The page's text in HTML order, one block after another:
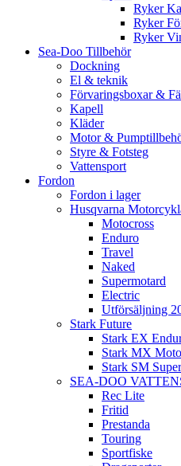
Ryker
Ryker
Ryker
Sea-Doo Tillbehör
Dockning
El & teknik
Förvaringsboxar &
Kapell
Kläder
Motor &
Styre & Fotsteg
Vattensport
Fordon
Fordon i lager
Husqvarna
Motocross
Enduro
Travel
Naked
Supermotard
Electric
Utförsäljning
Stark Future
Stark EX
Stark MX
Stark SM
SEA-DOO
Rec Lite
Fritid
Prestanda
Touring
Sportfiske